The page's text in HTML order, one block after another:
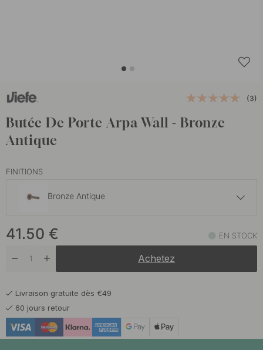
(3)
Butée De Porte Arpa Wall - Bronze
Antique
FINITIONS
Bronze Antique
Finition en acier inoxydable En stock
En stock
Noir mat
41.50 € EN STOCK
Achetez
Livraison gratuite dès €49
60 jours retour